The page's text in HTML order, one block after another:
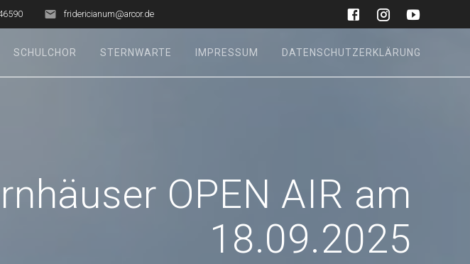
fridericianum@arcor.de
SCHULCHOR STERNWARTE IMPRESSUM DATENSCHUTZERKLÄRUNG
OPEN AIR am
18.09.2025